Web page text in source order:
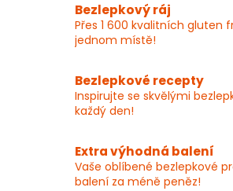
á
d
í
p
r
y
v
ý
Bezlepkový ráj
Přes 1 600 kvalitních gluten
jednom místě!
Bezlepkové recepty
Inspirujte se skvělými
každý den!
Extra výhodná balení
Vaše oblíbené bezlepkové
balení za méně peněz!